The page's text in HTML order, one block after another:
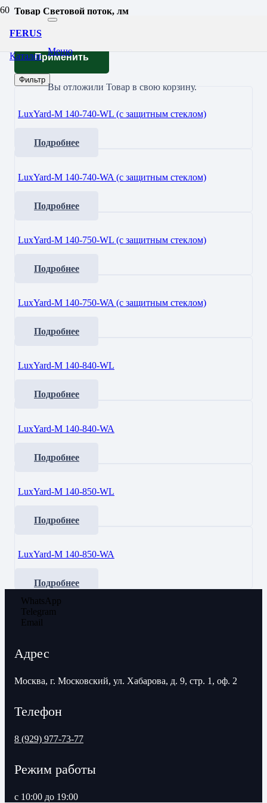
FERUS
Меню
Вы отложили Товарв свою корзину.
Каталог
Товар Световой поток, лм
Применить
Фильтр
LuxYard-M 140-740-WL (с защитным стеклом)
Подробнее
LuxYard-M 140-740-WA (с защитным стеклом)
Подробнее
LuxYard-M 140-750-WL (с защитным стеклом)
Подробнее
LuxYard-M 140-750-WA (с защитным стеклом)
Подробнее
LuxYard-M 140-840-WL
Подробнее
LuxYard-M 140-840-WA
Подробнее
LuxYard-M 140-850-WL
Подробнее
LuxYard-M 140-850-WA
Подробнее
WhatsApp
Telegram
Email
Адрес
Москва, г. Московский, ул. Хабарова, д. 9, стр. 1, оф. 2
Телефон
8 (929) 977-73-77
Режим работы
с 10:00 до 19:00